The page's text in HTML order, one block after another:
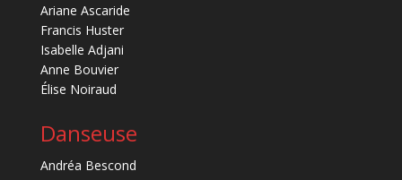
Ariane Ascaride
Francis Huster
Isabelle Adjani
Anne Bouvier
Élise Noiraud
Danseuse
Andréa Bescond